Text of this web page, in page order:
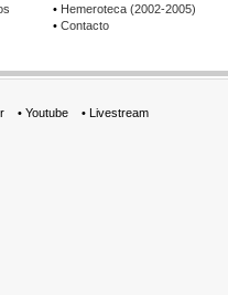
• Hemeroteca (2002-2005)
• Contacto
• Youtube • Livestream